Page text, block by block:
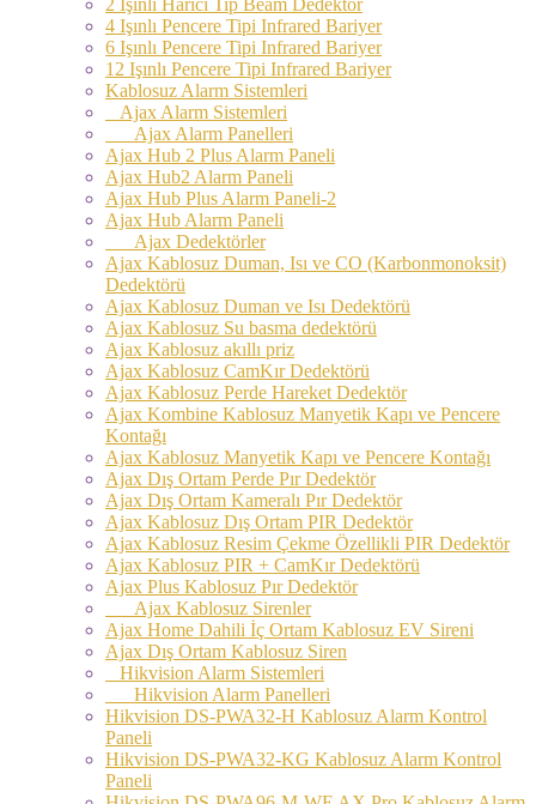
4 Işınlı Pencere Tipi Infrared Bariyer
6 Işınlı Pencere Tipi Infrared Bariyer
12 Işınlı Pencere Tipi Infrared Bariyer
Kablosuz Alarm Sistemleri
Ajax Alarm Sistemleri
Ajax Alarm Panelleri
Ajax Hub 2 Plus Alarm Paneli
Ajax Hub2 Alarm Paneli
Ajax Hub Plus Alarm Paneli-2
Ajax Hub Alarm Paneli
Ajax Dedektörler
Ajax Kablosuz Duman, Isı ve CO (Karbonmonoksit)
Dedektörü
Ajax Kablosuz Duman ve Isı Dedektörü
Ajax Kablosuz Su basma dedektörü
Ajax Kablosuz akıllı priz
Ajax Kablosuz CamKır Dedektörü
Ajax Kablosuz Perde Hareket Dedektör
Ajax Kombine Kablosuz Manyetik Kapı ve Pencere
Kontağı
Ajax Kablosuz Manyetik Kapı ve Pencere Kontağı
Ajax Dış Ortam Perde Pır Dedektör
Ajax Dış Ortam Kameralı Pır Dedektör
Ajax Kablosuz Dış Ortam PIR Dedektör
Ajax Kablosuz Resim Çekme Özellikli PIR Dedektör
Ajax Kablosuz PIR + CamKır Dedektörü
Ajax Plus Kablosuz Pır Dedektör
Ajax Kablosuz Sirenler
Ajax Home Dahili İç Ortam Kablosuz EV Sireni
Ajax Dış Ortam Kablosuz Siren
Hikvision Alarm Sistemleri
Hikvision Alarm Panelleri
Hikvision DS-PWA32-H Kablosuz Alarm Kontrol
Paneli
Hikvision DS-PWA32-KG Kablosuz Alarm Kontrol
Paneli